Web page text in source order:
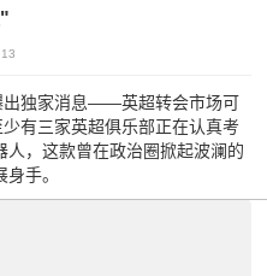
独家消息——英超转会市场可
有三家英超俱乐部正在认真考
，这款曾在政治圈掀起波澜的
手。